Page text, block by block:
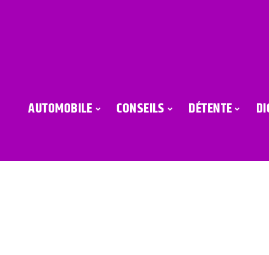
AUTOMOBILE CONSEILS DÉTENTE